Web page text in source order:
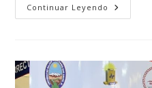
Continuar Leyendo AGENDA
DE